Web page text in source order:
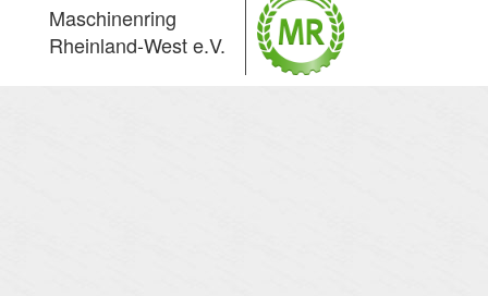
Maschinenring
Rheinland-West e.V.